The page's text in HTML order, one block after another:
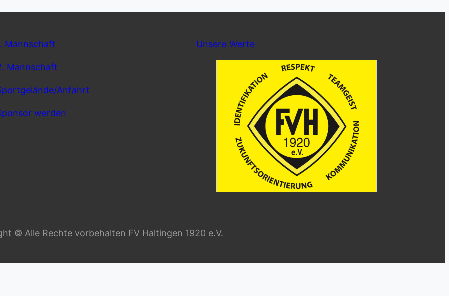
Mannschaft
Mannschaft
Anfahrt
werden
Unsere Werte
© Alle Rechte vorbehalten FV Haltingen 1920 e.V.